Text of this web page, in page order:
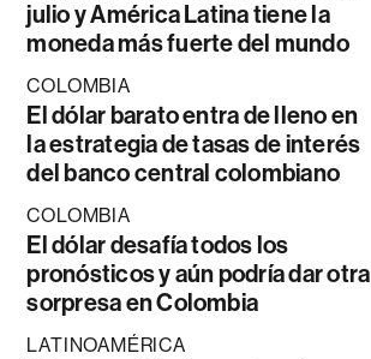
julio y América Latina tiene la
moneda más fuerte del mundo
COLOMBIA
El dólar barato entra de lleno en
la estrategia de tasas de interés
del banco central colombiano
COLOMBIA
El dólar desafía todos los
pronósticos y aún podría dar otra
sorpresa en Colombia
LATINOAMÉRICA